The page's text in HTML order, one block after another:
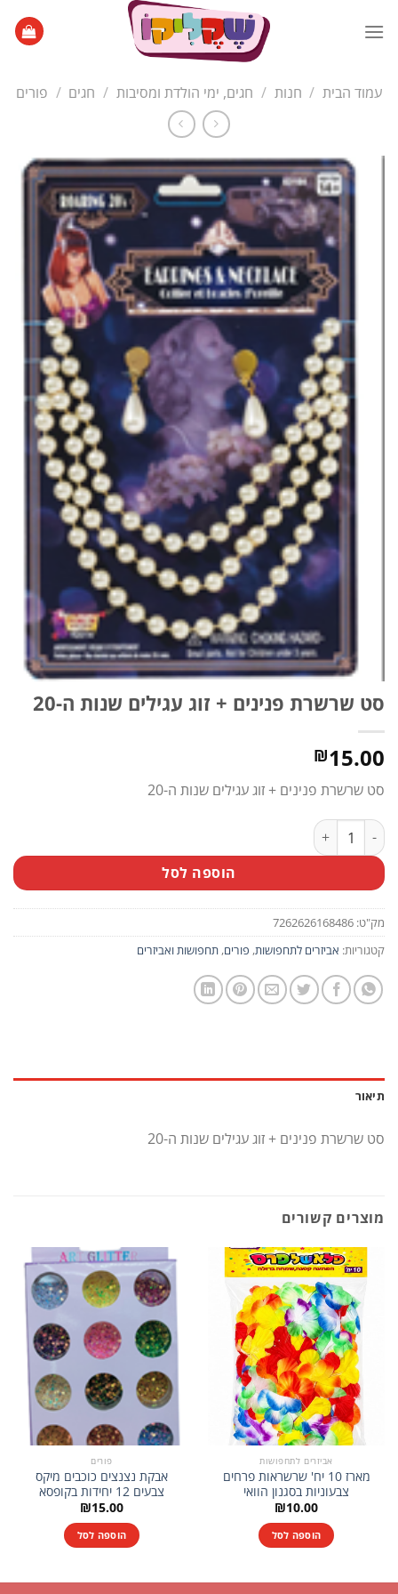
עמוד הבית / חנות / חגים, ימי הולדת ומסיבות / חגים / פורים
סט שרשרת פנינים + זוג עגילים שנות ה-20
₪15.00
סט שרשרת פנינים + זוג עגילים שנות ה-20
כמות של סט שרשרת פנינים + זוג עגילים שנות ה-20
הוספה לסל
מק"ט: 7262626168486
קטגוריות: אביזרים לתחפושות, פורים, תחפושות ואביזרים
תיאור
סט שרשרת פנינים + זוג עגילים שנות ה-20
מוצרים קשורים
אביזרים לתחפושות
מארז 10 יח' שרשראות פרחים
צבעוניות בסגנון הוואי
₪10.00
הוספה לסל
פורים
אבקת נצנצים כוכבים מיקס
צבעים 12 יחידות בקופסא
₪15.00
הוספה לסל